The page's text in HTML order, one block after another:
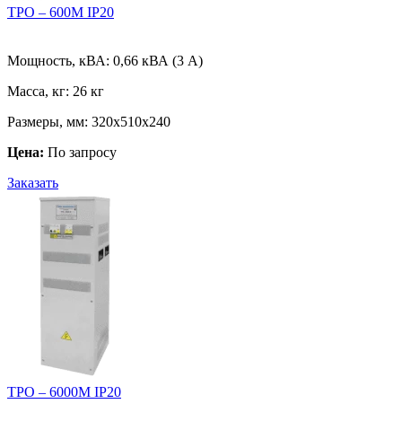
ТРО – 600М IP20
Мощность, кВА: 0,66 кВА (3 А)
Масса, кг: 26 кг
Размеры, мм: 320х510х240
Цена: По запросу
Заказать
ТРО – 6000М IP20